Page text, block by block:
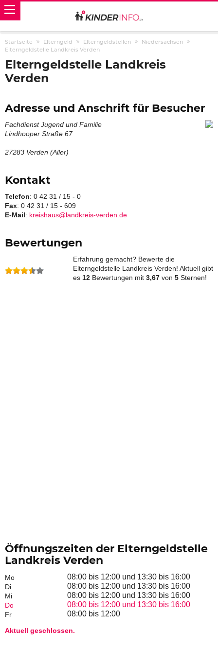
Startseite Elterngeld Elterngeldstellen
Niedersachsen
Elterngeldstelle Landkreis Verden
Elterngeldstelle Landkreis
Verden
Adresse und Anschrift für Besucher
Fachdienst Jugend und Familie
Lindhooper Straße 67
27283 Verden (Aller)
Kontakt
Telefon: 0 42 31 / 15 - 0
Fax: 0 42 31 / 15 - 609
E-Mail: kreishaus@landkreis-verden.de
Bewertungen
Erfahrung gemacht? Bewerte die
Elterngeldstelle Landkreis Verden! Aktuell gibt
es 12 Bewertungen mit 3,67 von 5 Sternen!
Öffnungszeiten der Elterngeldstelle
Landkreis Verden
Mo 08:00 bis 12:00 und 13:30 bis 16:00
Di 08:00 bis 12:00 und 13:30 bis 16:00
Mi 08:00 bis 12:00 und 13:30 bis 16:00
Do 08:00 bis 12:00 und 13:30 bis 16:00
Fr 08:00 bis 12:00
Aktuell geschlossen.